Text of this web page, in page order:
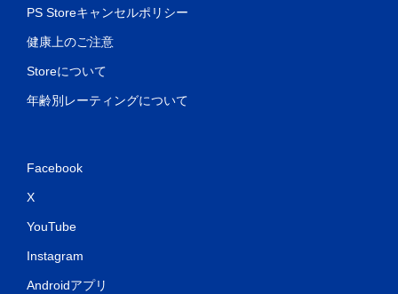
ラ
の
動
機
コ
PS Storeキャンセルポリシー
健康上のご注意
Storeについて
年齢別レーティングについて
Facebook
X
YouTube
Instagram
Androidアプリ